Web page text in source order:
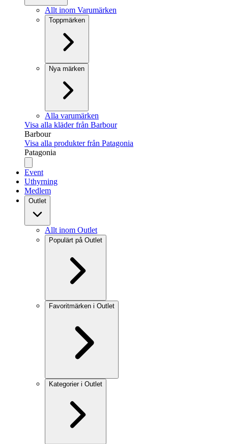
Allt inom Varumärken
Toppmärken
Nya märken
Alla varumärken
Visa alla kläder från Barbour
Barbour
Visa alla produkter från Patagonia
Patagonia
Event
Uthyrning
Medlem
Outlet
Allt inom Outlet
Populärt på Outlet
Favoritmärken i Outlet
Kategorier i Outlet